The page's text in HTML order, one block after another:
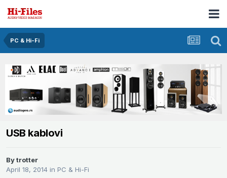
PC & Hi-Fi
USB kablovi
Bytrotter
April 18, 2014 in PC & Hi-Fi